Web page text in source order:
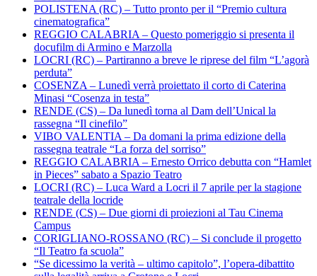
POLISTENA (RC) – Tutto pronto per il “Premio cultura
cinematografica”
REGGIO CALABRIA – Questo pomeriggio si presenta il
docufilm di Armino e Marzolla
LOCRI (RC) – Partiranno a breve le riprese del film “L’agorà
perduta”
COSENZA – Lunedì verrà proiettato il corto di Caterina
Minasi “Cosenza in testa”
RENDE (CS) – Da lunedì torna al Dam dell’Unical la
rassegna “Il cinefilo”
VIBO VALENTIA – Da domani la prima edizione della
rassegna teatrale “La forza del sorriso”
REGGIO CALABRIA – Ernesto Orrico debutta con “Hamlet
in Pieces” sabato a Spazio Teatro
LOCRI (RC) – Luca Ward a Locri il 7 aprile per la stagione
teatrale della locride
RENDE (CS) – Due giorni di proiezioni al Tau Cinema
Campus
CORIGLIANO-ROSSANO (RC) – Si conclude il progetto
“Il Teatro fa scuola”
“Se dicessimo la verità – ultimo capitolo”, l’opera-dibattito